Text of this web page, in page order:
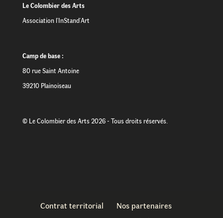
Le Colombier des Arts
Association l'InStand'Art
Camp de base :
80 rue Saint Antoine
39210 Plainoiseau
© Le Colombier des Arts 2026 - Tous droits réservés.
Contrat territorial
Nos partenaires